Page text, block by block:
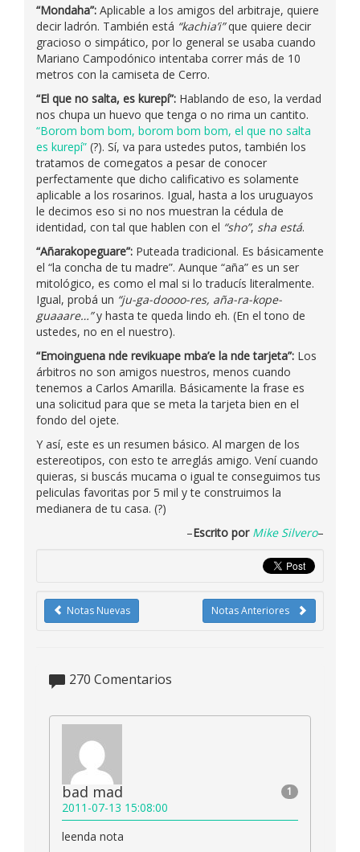
“Mondaha”: Aplicable a los amigos del arbitraje, quiere
decir ladrón. También está “kachia’i”que quiere decir
gracioso o simpático, por lo general se usaba cuando
Mariano Campodónico intentaba correr más de 10
metros con la camiseta de Cerro.
“El que no salta, es kurepí”: Hablando de eso, la verdad
nos chupa un huevo que tenga o no rima un cantito.
“Borom bom bom, borom bom bom, el que no salta
es kurepí” (?). Sí, va para ustedes putos, también los
tratamos de comegatos a pesar de conocer
perfectamente que dicho calificativo es solamente
aplicable a los rosarinos. Igual, hasta a los uruguayos
le decimos eso si no nos muestran la cédula de
identidad, con tal que hablen con el “sho”, sha está.
“Añarakopeguare”: Puteada tradicional. Es básicamente
el “la concha de tu madre”. Aunque “aña” es un ser
mitológico, es como el mal si lo traducís literalmente.
Igual, probá un “ju-ga-doooo-res, aña-ra-kope-
guaaare…”y hasta te queda lindo eh. (En el tono de
ustedes, no en el nuestro).
“Emoinguena nde revikuape mba’e la nde tarjeta”: Los
árbitros no son amigos nuestros, menos cuando
tenemos a Carlos Amarilla. Básicamente la frase es
una solicitud para que se meta la tarjeta bien en el
fondo del ojete.
Y así, este es un resumen básico. Al margen de los
estereotipos, con esto te arreglás amigo. Vení cuando
quieras, si buscás mucama o igual te conseguimos tus
peliculas favoritas por 5 mil y te construimos la
medianera de tu casa. (?)
–Escrito por Mike Silvero–
Notas Anteriores
Notas Nuevas
270 Comentarios
1
bad mad
2011-07-13 15:08:00
leenda nota